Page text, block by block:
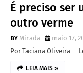
É preciso ser
outro verme
Mirada
maio 17,
Por Taciana Oliveira__
LEIA MAIS »